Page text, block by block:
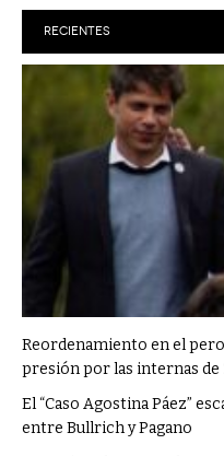
RECIENTES
Reordenamiento en el
presión por las internas de
El “Caso Agostina Páez”
entre Bullrich y Pagano